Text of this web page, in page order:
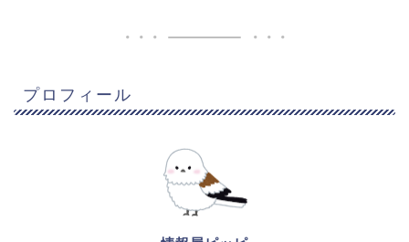
プロフィール